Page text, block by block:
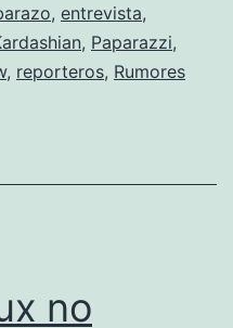
, entrevista,
, Paparazzi,
, reporteros, Rumores
no